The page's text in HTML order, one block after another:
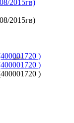
2015гв)
2015гв)
)
)
)